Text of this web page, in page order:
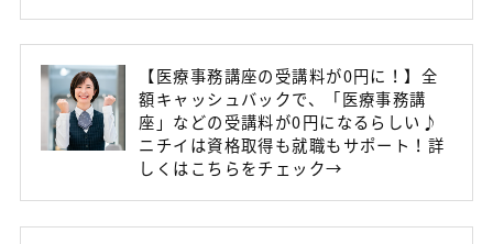
【医療事務講座の受講料が0円に！】全
額キャッシュバックで、「医療事務講
座」などの受講料が0円になるらしい♪
ニチイは資格取得も就職もサポート！詳
しくはこちらをチェック→